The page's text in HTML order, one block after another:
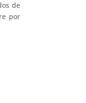
de
por